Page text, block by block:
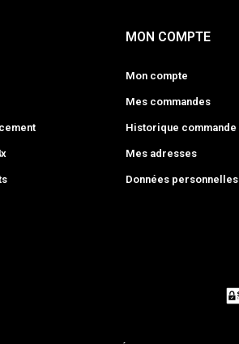
MON COMPTE
Mon compte
Mes commandes
Historique commande
Mes adresses
Données personnelles